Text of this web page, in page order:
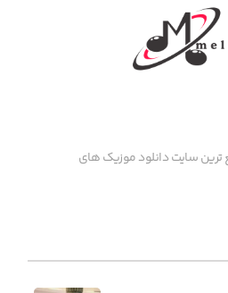
ترین سایت دانلود موزیک های